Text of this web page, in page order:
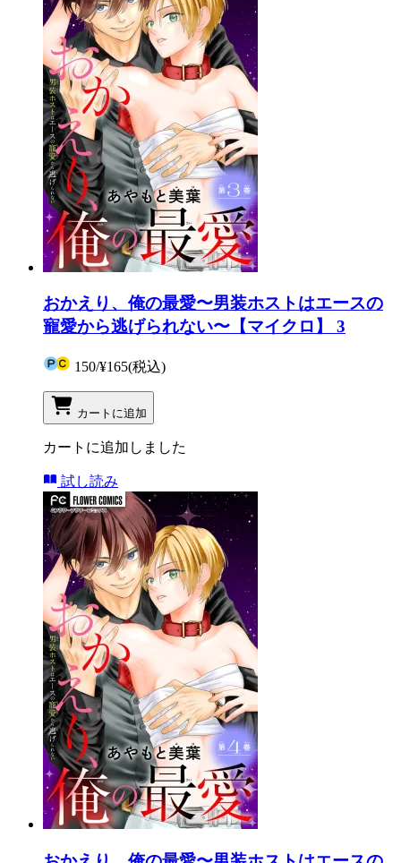
おかえり、俺の最愛〜男装ホストはエースの
寵愛から逃げられない〜【マイクロ】 3
150/¥165(税込)
カートに追加
カートに追加しました
試し読み